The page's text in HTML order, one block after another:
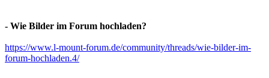
- Wie Bilder im Forum hochladen?
https://www.l-mount-forum.de/community/threads/wie-bilder-im-
forum-hochladen.4/